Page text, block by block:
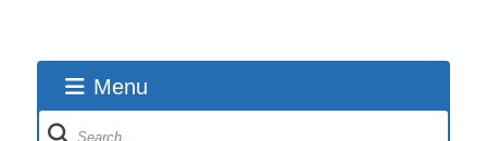
Menu
Forum